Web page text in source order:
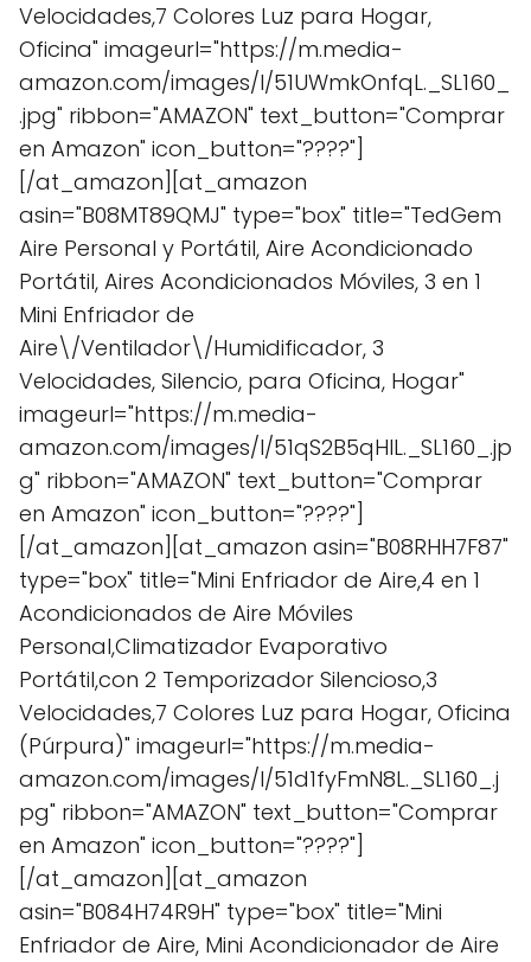
Velocidades,7 Colores Luz para Hogar,
Oficina" imageurl="https://m.media-
amazon.com/images/I/51UWmkOnfqL._SL160_
.jpg" ribbon="AMAZON" text_button="Comprar
en Amazon" icon_button="????"]
[/at_amazon][at_amazon
asin="B08MT89QMJ" type="box" title="TedGem
Aire Personal y Portátil, Aire Acondicionado
Portátil, Aires Acondicionados Móviles, 3 en 1
Mini Enfriador de
Aire\/Ventilador\/Humidificador, 3
Velocidades, Silencio, para Oficina, Hogar"
imageurl="https://m.media-
amazon.com/images/I/51qS2B5qHIL._SL160_.jp
g" ribbon="AMAZON" text_button="Comprar
en Amazon" icon_button="????"]
[/at_amazon][at_amazon asin="B08RHH7F87"
type="box" title="Mini Enfriador de Aire,4 en 1
Acondicionados de Aire Móviles
Personal,Climatizador Evaporativo
Portátil,con 2 Temporizador Silencioso,3
Velocidades,7 Colores Luz para Hogar, Oficina
(Púrpura)" imageurl="https://m.media-
amazon.com/images/I/51d1fyFmN8L._SL160_.j
pg" ribbon="AMAZON" text_button="Comprar
en Amazon" icon_button="????"]
[/at_amazon][at_amazon
asin="B084H74R9H" type="box" title="Mini
Enfriador de Aire, Mini Acondicionador de Aire